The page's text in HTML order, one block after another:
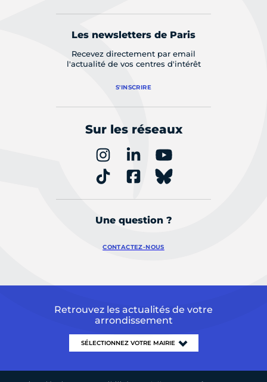
Les newsletters de Paris
Recevez directement par email
l'actualité de vos centres d'intérêt
S'INSCRIRE
Sur les réseaux
Une question ?
CONTACTEZ-NOUS
Retrouvez les actualités de votre
arrondissement